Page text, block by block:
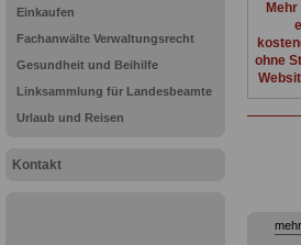
Einkaufen
Fachanwälte Verwaltungsrecht
Gesundheit und Beihilfe
Linksammlung für Landesbeamte
Urlaub und Reisen
Kontakt
ohne